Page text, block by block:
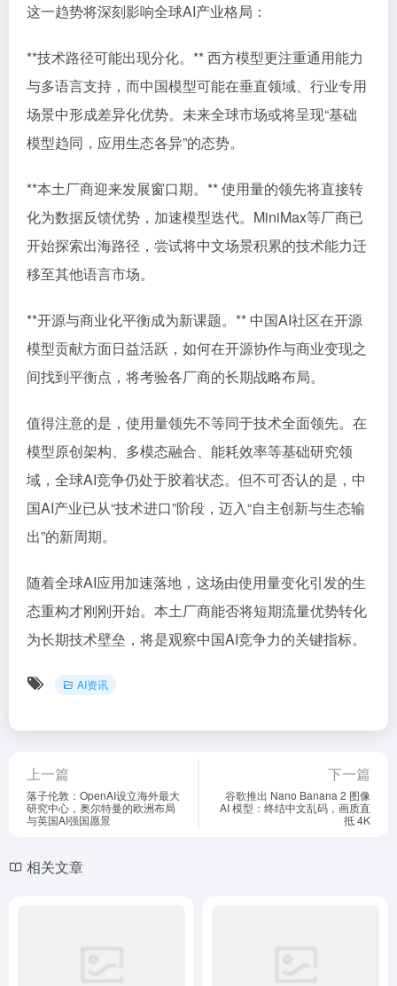
这一趋势将深刻影响全球AI产业格局：
**技术路径可能出现分化。** 西方模型更注重通用能力
与多语言支持，而中国模型可能在垂直领域、行业专用
场景中形成差异化优势。未来全球市场或将呈现“基础
模型趋同，应用生态各异”的态势。
**本土厂商迎来发展窗口期。** 使用量的领先将直接转
化为数据反馈优势，加速模型迭代。MiniMax等厂商已
开始探索出海路径，尝试将中文场景积累的技术能力迁
移至其他语言市场。
**开源与商业化平衡成为新课题。** 中国AI社区在开源
模型贡献方面日益活跃，如何在开源协作与商业变现之
间找到平衡点，将考验各厂商的长期战略布局。
值得注意的是，使用量领先不等同于技术全面领先。在
模型原创架构、多模态融合、能耗效率等基础研究领
域，全球AI竞争仍处于胶着状态。但不可否认的是，中
国AI产业已从“技术进口”阶段，迈入“自主创新与生态输
出”的新周期。
随着全球AI应用加速落地，这场由使用量变化引发的生
态重构才刚刚开始。本土厂商能否将短期流量优势转化
为长期技术壁垒，将是观察中国AI竞争力的关键指标。
AI资讯
上一篇
落子伦敦：OpenAI设立海外最大
研究中心，奥尔特曼的欧洲布局
与英国AI强国愿景
下一篇
谷歌推出 Nano Banana 2 图像
AI 模型：终结中文乱码，画质直
抵 4K
相关文章